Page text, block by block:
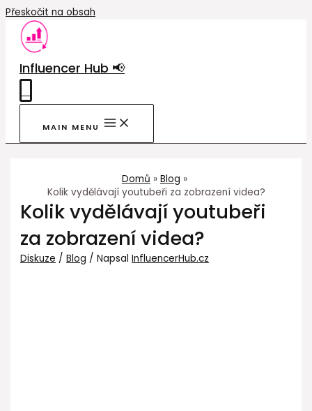
Přeskočit na obsah
Influencer Hub 📢
MAIN MENU
Domů
Blog
Kolik vydělávají youtubeři za zobrazení videa?
Kolik vydělávají youtubeři
za zobrazení videa?
Diskuze /Blog / NapsalInfluencerHub.cz